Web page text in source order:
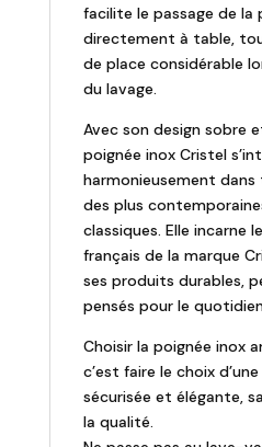
facilite le passage de la
directement à table,
de place considérable
du lavage.
Avec son design sobre
poignée inox Cristel
harmonieusement dans
des plus
classiques. Elle incarne
français de la marque
ses produits durables,
pensés pour le
Choisir la poignée inox
c’est faire le choix
sécurisée et élégante,
la qualité.